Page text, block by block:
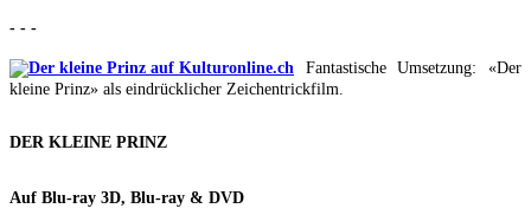
- - -
Fantastische Umsetzung: «Der
kleine Prinz» als eindrücklicher Zeichentrickfilm.
DER KLEINE PRINZ
Auf Blu-ray 3D, Blu-ray & DVD